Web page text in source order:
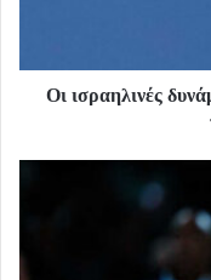
Οι ισραηλινές